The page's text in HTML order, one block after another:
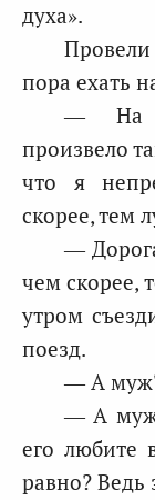
духа».
Провели
пора ехать
— На
произвело
что я
скорее, тем
—
чем скорее,
утром
поезд.
— А
— А муж
его любите
равно? Ведь